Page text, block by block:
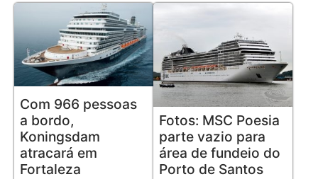
Com 966 pessoas
a bordo,
Koningsdam
atracará em
Fortaleza
Fotos: MSC Poesia
parte vazio para
área de fundeio do
Porto de Santos